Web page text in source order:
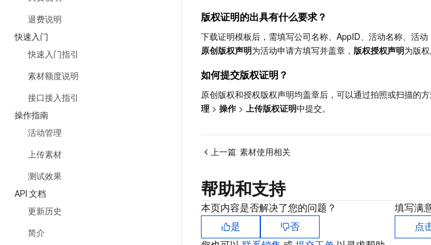
退费说明
快速入门
快速入门指引
素材额度说明
接口接入指引
操作指南
活动管理
上传素材
测试效果
API 文档
更新历史
简介
版权证明的出具有什么要求？
下载证明模板后，需填写公司名称、AppID、活动名称、活
原创版权声明为活动申请方填写并盖章， 版权授权声明为版
如何提交版权证明？
原创版权和授权版权声明均盖章后，可以通过拍照或扫描的
理 > 操作 > 上传版权证明中提交。
上一篇: 素材使用相关
帮助和支持
本页内容是否解决了您的问题？
是
否
填写满
点